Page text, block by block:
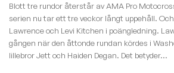
Blott tre rundor återstår av AMA Pro
serien nu tar ett tre veckor långt uppehåll.
Lawrence och Levi Kitchen i poängledning.
gången när den åttonde rundan kördes i
lillebror Jett och Haiden Degan. Det betyder...